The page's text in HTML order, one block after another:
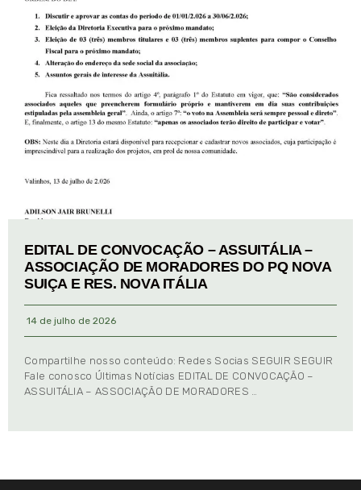
EDITAL DE CONVOCAÇÃO – ASSUITÁLIA –
ASSOCIAÇÃO DE MORADORES DO PQ NOVA
SUIÇA E RES. NOVA ITÁLIA
14 de julho de 2026
Compartilhe nosso conteúdo: Redes Socias SEGUIR SEGUIR
Fale conosco Últimas Notícias EDITAL DE CONVOCAÇÃO –
ASSUITÁLIA – ASSOCIAÇÃO DE MORADORES …